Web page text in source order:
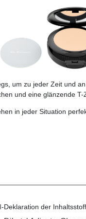
um zu jeder Zeit und
und eine glänzende T-
in jeder Situation
Deklaration der